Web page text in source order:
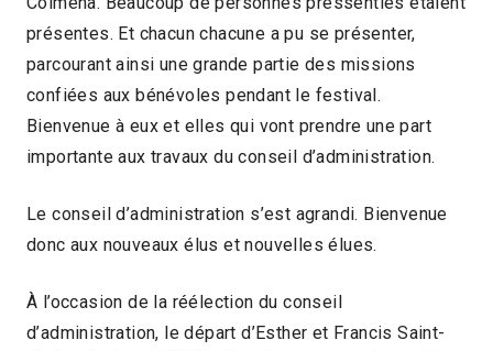
présentes. Et chacun chacune a pu se présenter,
parcourant ainsi une grande partie des missions
confiées aux bénévoles pendant le festival.
Bienvenue à eux et elles qui vont prendre une part
importante aux travaux du conseil d’administration.
Le conseil d’administration s’est agrandi. Bienvenue
donc aux nouveaux élus et nouvelles élues.
À l’occasion de la réélection du conseil
d’administration, le départ d’Esther et Francis Saint-